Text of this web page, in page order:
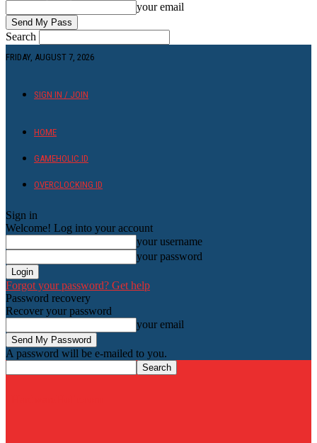
your email
Search
FRIDAY, AUGUST 7, 2026
SIGN IN / JOIN
HOME
GAMEHOLIC.ID
OVERCLOCKING ID
Sign in
Welcome! Log into your account
your username
your password
Forgot your password? Get help
Password recovery
Recover your password
your email
A password will be e-mailed to you.